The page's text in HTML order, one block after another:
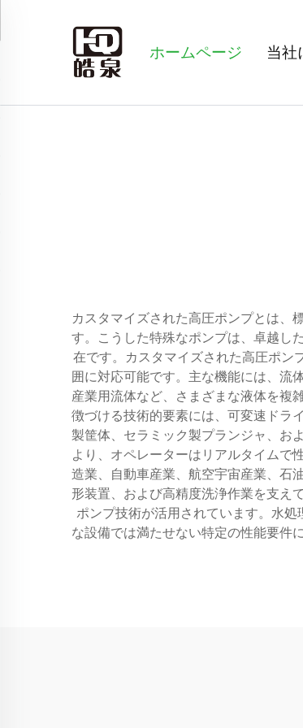
ホームページ 当社
カスタマイズされた高圧ポンプとは、
す。こうした特殊なポンプは、卓越し
在です。カスタマイズされた高圧ポン
囲に対応可能です。主な機能には、流
産業用流体など、さまざまな液体を複
徴づける技術的要素には、可変速ドラ
製筐体、セラミック製プランジャ、お
より、オペレーターはリアルタイムで
造業、自動車産業、航空宇宙産業、石
形装置、および高精度洗浄作業を支え
ポンプ技術が活用されています。水
な設備では満たせない特定の性能要件